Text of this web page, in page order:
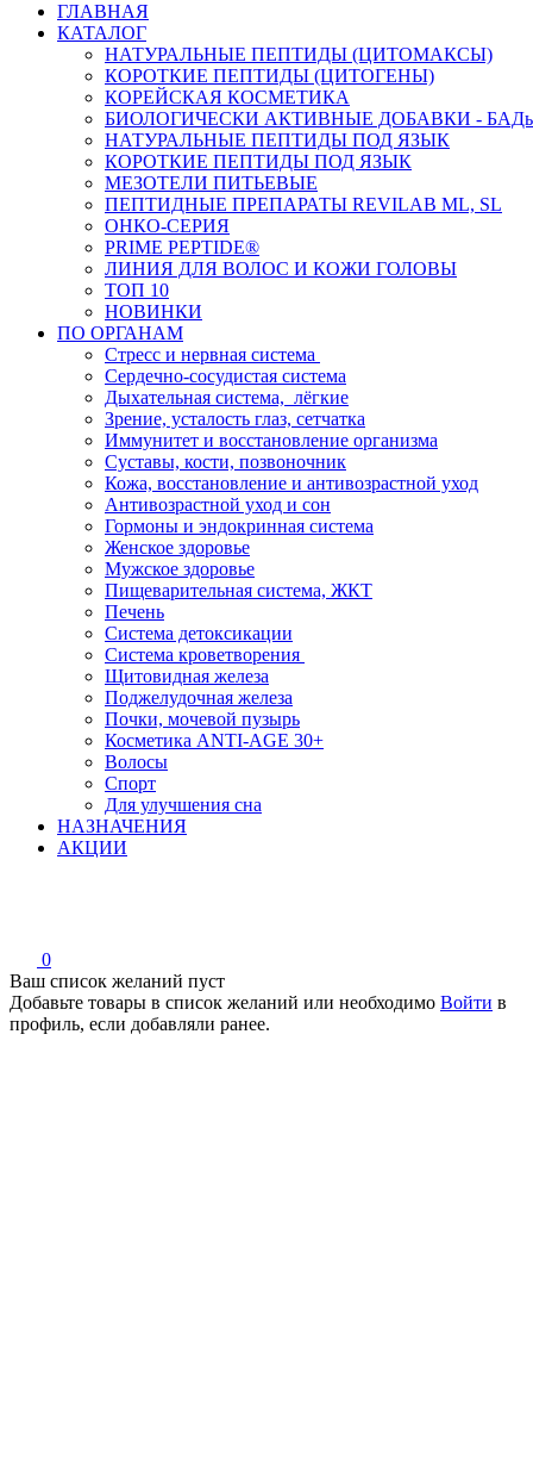
ГЛАВНАЯ
КАТАЛОГ
НАТУРАЛЬНЫЕ ПЕПТИДЫ (ЦИТОМАКСЫ)
КОРОТКИЕ ПЕПТИДЫ (ЦИТОГЕНЫ)
КОРЕЙСКАЯ КОСМЕТИКА
БИОЛОГИЧЕСКИ АКТИВНЫЕ ДОБАВКИ -
НАТУРАЛЬНЫЕ ПЕПТИДЫ ПОД ЯЗЫК
КОРОТКИЕ ПЕПТИДЫ ПОД ЯЗЫК
МЕЗОТЕЛИ ПИТЬЕВЫЕ
ПЕПТИДНЫЕ ПРЕПАРАТЫ REVILAB ML, SL
ОНКО-СЕРИЯ
PRIME PEPTIDE®
ЛИНИЯ ДЛЯ ВОЛОС И КОЖИ ГОЛОВЫ
ТОП 10
НОВИНКИ
ПО ОРГАНАМ
Стресс и нервная система
Сердечно-сосудистая система
Дыхательная система, лёгкие
Зрение, усталость глаз, сетчатка
Иммунитет и восстановление организма
Суставы, кости, позвоночник
Кожа, восстановление и антивозрастной уход
Антивозрастной уход и сон
Гормоны и эндокринная система
Женское здоровье
Мужское здоровье
Пищеварительная система, ЖКТ
Печень
Система детоксикации
Система кроветворения
Щитовидная железа
Поджелудочная железа
Почки, мочевой пузырь
Косметика ANTI-AGE 30+
Волосы
Спорт
Для улучшения сна
НАЗНАЧЕНИЯ
АКЦИИ
0
Ваш список желаний пуст
Добавьте товары в список желаний или необходимо Войти в
профиль, если добавляли ранее.